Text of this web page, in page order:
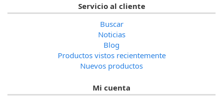
Servicio al cliente
Buscar
Noticias
Blog
Productos vistos recientemente
Nuevos productos
Mi cuenta